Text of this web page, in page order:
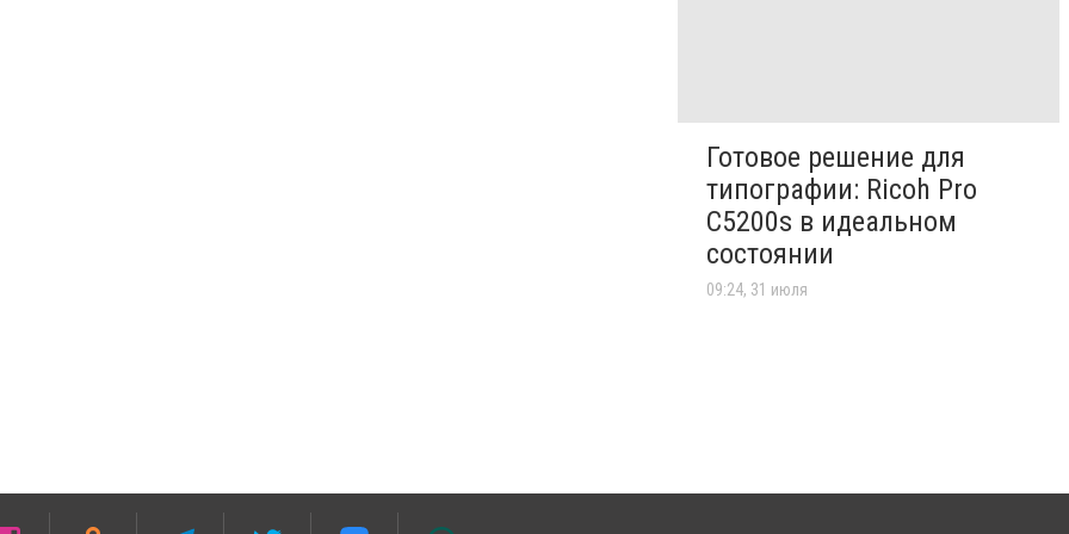
Готовое решение для
типографии: Ricoh Pro
C5200s в идеальном
состоянии
09:24, 31 июля